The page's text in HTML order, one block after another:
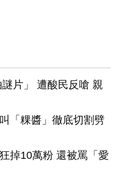
片」 遭酸民反嗆 親
「粿醬」徹底切割劈
掉10萬粉 還被罵「愛